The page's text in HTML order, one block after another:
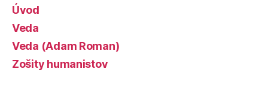
Úvod
Veda
Veda (Adam Roman)
Zošity humanistov